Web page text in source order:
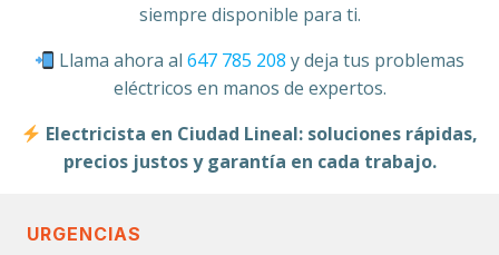
siempre disponible para ti.
Llama ahora al647 785 208 y deja tus problemas
eléctricos en manos de expertos.
Electricista en Ciudad Lineal: soluciones rápidas,
precios justos y garantía en cada trabajo.
URGENCIAS